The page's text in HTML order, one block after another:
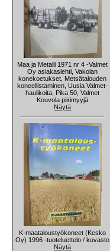
Maa ja Metalli 1971 nr 4 -Valmet
Oy asiakaslehti, Vakolan
konekoetukset, Metsätalouden
koneellistaminen, Uusia Valmet-
haulikoita, Pika 50, Valmet
Kouvola piirimyyjä
Näytä
K-maataloustyökoneet (Kesko
Oy) 1996 -tuoteluettelo / kuvasto
Näytä